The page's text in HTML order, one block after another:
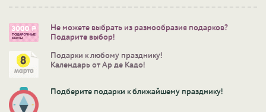
Не можете выбрать из разнообразия подарков?
Подарите выбор!
Подарки к любому празднику!
Календарь от Ар де Кадо!
Подберите подарки к ближайшему празднику!